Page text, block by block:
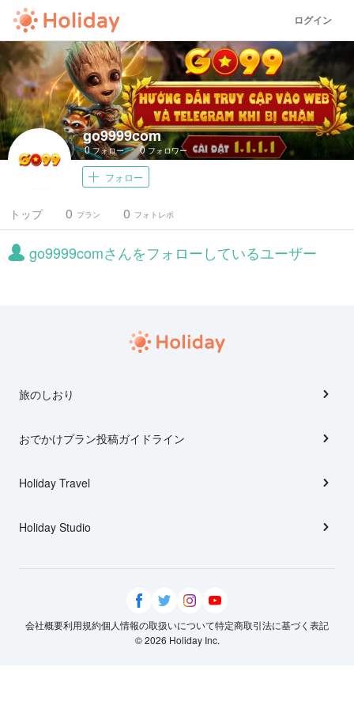
ログイン
go9999com
0フォロー 0フォロワー
フォロー
トップ プラン
0 フォトレポ
0
go9999comさんをフォローしているユーザー
旅のしおり
おでかけプラン投稿ガイドライン
Holiday Travel
Holiday Studio
会社概要利用規約個人情報の取扱いについて特定商取引法に基づく表記
© 2026 Holiday Inc.